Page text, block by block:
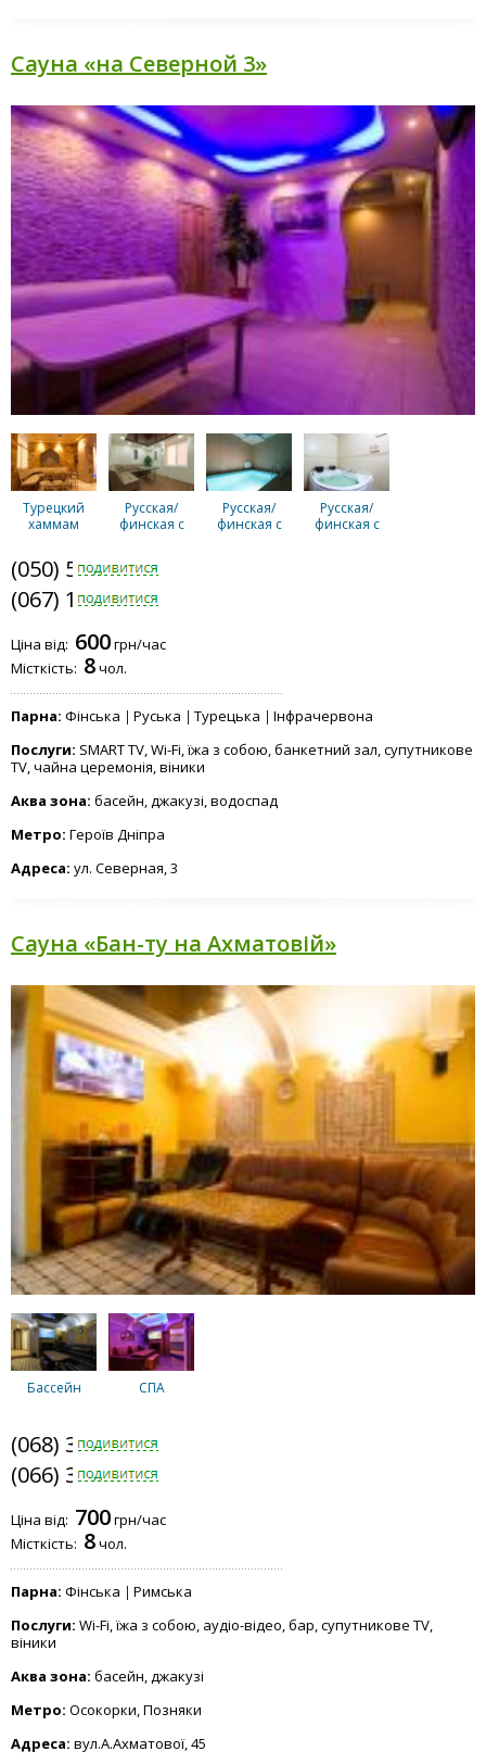
Сауна «на Северной 3»
Турецкий
хаммам
Русская/
финская с
отдыха
Русская/
финская с
Русская/
финская с
финская с
джакузи №1
сауна
(050) 585-1371
(067) 159-3443
Ціна від: 600грн/час
Місткість: 8чол.
Парна: Фінська Руська Турецька
Інфрачервона
Послуги: SMART TV, Wi-Fi, їжа з собою, банкетний зал, супутникове
TV, чайна церемонія, віники
Аква зона: басейн, джакузі, водоспад
Метро: Героїв Дніпра
Адреса: ул. Северная, 3
Сауна «Бан-ту на Ахматовій»
Бассейн СПА
(068) 331-4141
(066) 331-4141
Ціна від: 700грн/час
Місткість: 8чол.
Парна: Фінська
Римська
Послуги: Wi-Fi, їжа з собою, аудіо-відео, бар, супутникове TV,
віники
Аква зона: басейн, джакузі
Метро: Осокорки, Позняки
Адреса: вул.А.Ахматової, 45